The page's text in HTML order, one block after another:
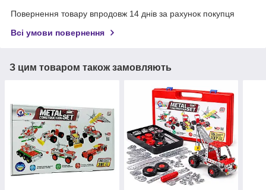
Повернення товару впродовж 14 днів за рахунок покупця
Всі умови повернення
З цим товаром також замовляють